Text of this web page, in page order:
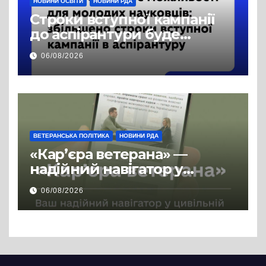
Строки вступної кампанії
до аспірантури буде
продовжено
06/08/2026
ВЕТЕРАНСЬКА ПОЛІТИКА НОВИНИ РДА
«Кар’єра ветерана» —
надійний навігатор у
цивільній професії
06/08/2026